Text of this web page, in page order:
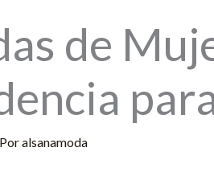
de
alsanamoda